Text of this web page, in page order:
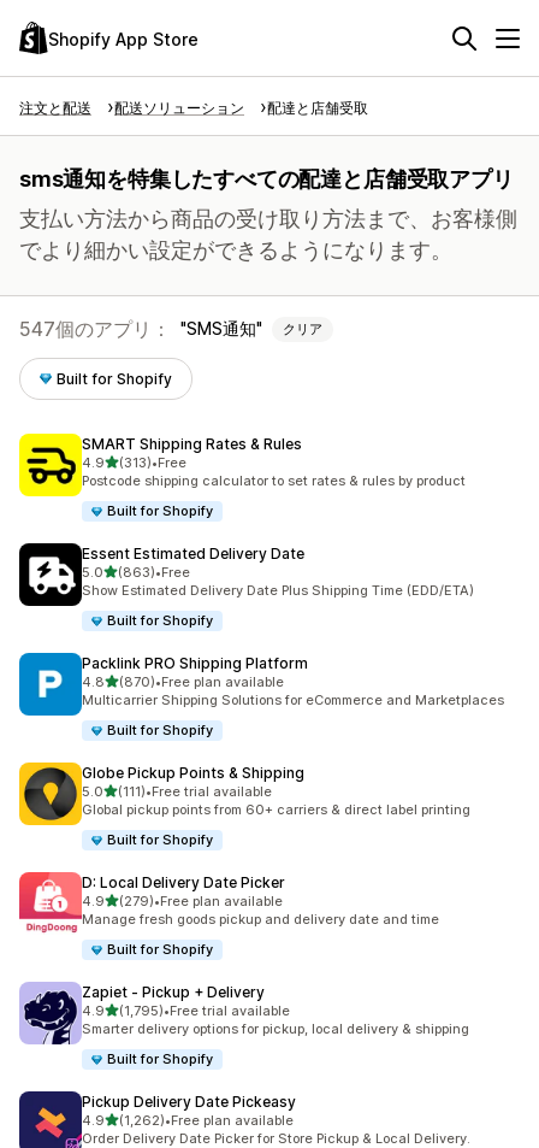
Shopify App Store
注文と配送 配送ソリューション 配達と店舗受取
sms通知を特集したすべての配達と店舗受取アプリ
支払い方法から商品の受け取り方法まで、お客様側
でより細かい設定ができるようになります。
547個のアプリ： SMS通知 クリア
Built for Shopify
SMART Shipping Rates & Rules
4.95つ星中
(313)
合計レビュー数：313件
•Free
Postcode shipping calculator to set rates & rules by product
Built for Shopify
Essent Estimated Delivery Date
5.05つ星中
(863)
合計レビュー数：863件
•Free
Show Estimated Delivery Date Plus Shipping Time (EDD/ETA)
Built for Shopify
Packlink PRO Shipping Platform
4.85つ星中
(870)
合計レビュー数：870件
•Free plan available
Multicarrier Shipping Solutions for eCommerce and Marketplaces
Built for Shopify
Globe Pickup Points & Shipping
5.05つ星中
(111)
合計レビュー数：111件
•Free trial available
Global pickup points from 60+ carriers & direct label printing
Built for Shopify
D: Local Delivery Date Picker
4.95つ星中
(279)
合計レビュー数：279件
•Free plan available
Manage fresh goods pickup and delivery date and time
Built for Shopify
Zapiet ‑ Pickup + Delivery
4.95つ星中
(1,795)
合計レビュー数：1795件
•Free trial available
Smarter delivery options for pickup, local delivery & shipping
Built for Shopify
Pickup Delivery Date Pickeasy
4.95つ星中
(1,262)
合計レビュー数：1262件
•Free plan available
Order Delivery Date Picker for Store Pickup & Local Delivery.